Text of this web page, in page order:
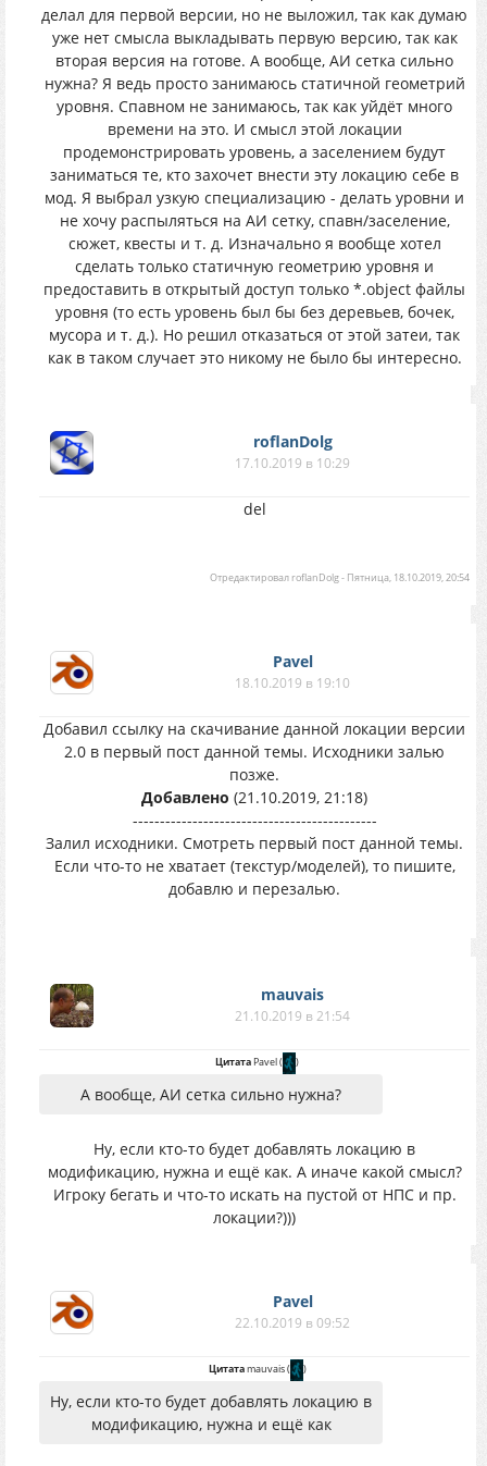
делал для первой версии, но не выложил, так как думаю
уже нет смысла выкладывать первую версию, так как
вторая версия на готове. А вообще, АИ сетка сильно
нужна? Я ведь просто занимаюсь статичной геометрий
уровня. Спавном не занимаюсь, так как уйдёт много
времени на это. И смысл этой локации
продемонстрировать уровень, а заселением будут
заниматься те, кто захочет внести эту локацию себе в
мод. Я выбрал узкую специализацию - делать уровни и
не хочу распыляться на АИ сетку, спавн/заселение,
сюжет, квесты и т. д. Изначально я вообще хотел
сделать только статичную геометрию уровня и
предоставить в открытый доступ только *.object файлы
уровня (то есть уровень был бы без деревьев, бочек,
мусора и т. д.). Но решил отказаться от этой затеи, так
как в таком случает это никому не было бы интересно.
roflanDolg
17.10.2019 в 10:29
del
Отредактировал roflanDolg- Пятница, 18.10.2019, 20:54
Pavel
18.10.2019 в 19:10
Добавил ссылку на скачивание данной локации версии
2.0 в первый пост данной темы. Исходники залью
позже.
Добавлено (21.10.2019, 21:18)
---------------------------------------------
Залил исходники. Смотреть первый пост данной темы.
Если что-то не хватает (текстур/моделей), то пишите,
добавлю и перезалью.
mauvais
21.10.2019 в 21:54
ЦитатаPavel( )
А вообще, АИ сетка сильно нужна?
Ну, если кто-то будет добавлять локацию в
модификацию, нужна и ещё как. А иначе какой смысл?
Игроку бегать и что-то искать на пустой от НПС и пр.
локации?)))
Pavel
22.10.2019 в 09:52
Цитатаmauvais( )
Ну, если кто-то будет добавлять локацию в
модификацию, нужна и ещё как